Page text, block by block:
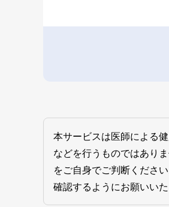
本サービスは医師による
などを行うものではあり
をご自身でご判断くださ
確認するようにお願いいた